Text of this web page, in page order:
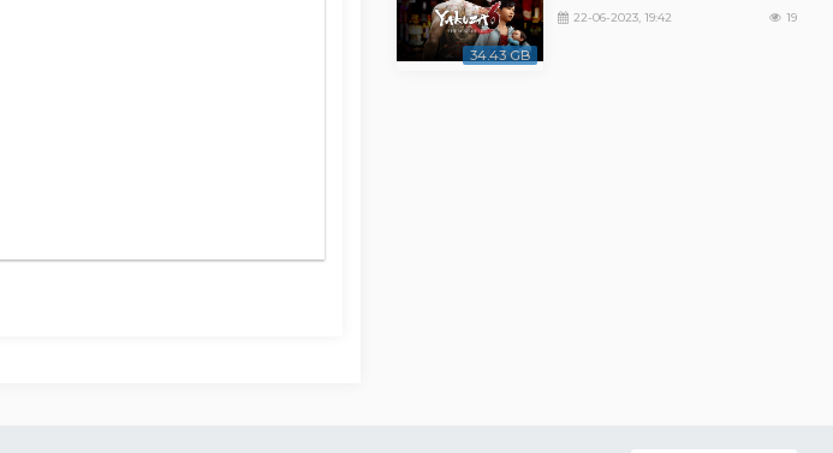
34.43 GB
22-06-2023, 19:42 19